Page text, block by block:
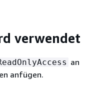
verwendet
an
anfügen.